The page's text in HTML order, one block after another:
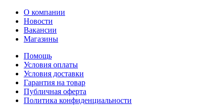
О компании
Новости
Вакансии
Магазины
Помощь
Условия оплаты
Условия доставки
Гарантия на товар
Публичная оферта
Политика конфиденциальности